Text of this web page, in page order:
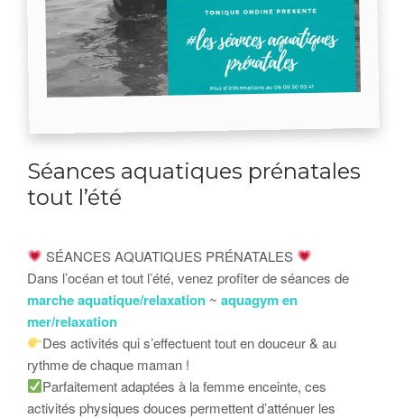
Séances aquatiques prénatales
tout l’été
SÉANCES AQUATIQUES PRÉNATALES
Dans l’océan et tout l’été, venez profiter de séances de
marche aquatique/relaxation ~ aquagym en
mer/relaxation
Des activités qui s’effectuent tout en douceur & au
rythme de chaque maman !
Parfaitement adaptées à la femme enceinte, ces
activités physiques douces permettent d’atténuer les